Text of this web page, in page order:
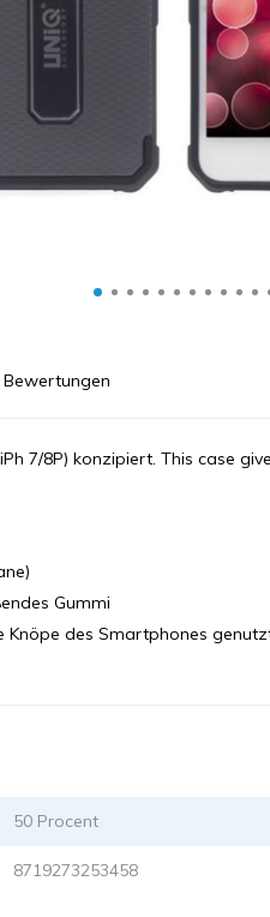
Bewertungen
7/8P) konzipiert. This case
Gummi
Knöpe des Smartphones
50 Procent
8719273253458